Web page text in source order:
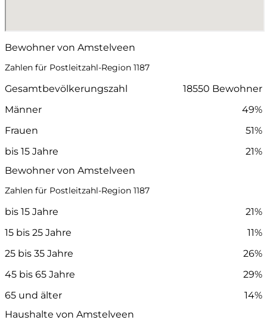
Bewohner von Amstelveen
Zahlen für Postleitzahl-Region 1187
Gesamtbevölkerungszahl
18550 Bewohner
Männer
49%
Frauen
51%
bis 15 Jahre
21%
Bewohner von Amstelveen
Zahlen für Postleitzahl-Region 1187
bis 15 Jahre
21%
15 bis 25 Jahre
11%
25 bis 35 Jahre
26%
45 bis 65 Jahre
29%
65 und älter
14%
Haushalte von Amstelveen